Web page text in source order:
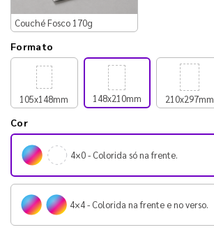
Couché Fosco 170g
Formato
105x148mm 148x210mm 210x297mm
Cor
4×0 - Colorida só na frente.
4×4 - Colorida na frente e no verso.